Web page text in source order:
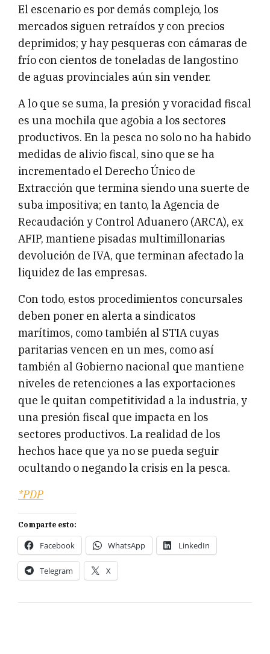
El escenario es por demás complejo, los
mercados siguen retraídos y con precios
deprimidos; y hay pesqueras con cámaras de
frío con cientos de toneladas de langostino
de aguas provinciales aún sin vender.
A lo que se suma, la presión y voracidad fiscal
es una mochila que agobia a los sectores
productivos. En la pesca no solo no ha habido
medidas de alivio fiscal, sino que se ha
incrementado el Derecho Único de
Extracción que termina siendo una suerte de
suba impositiva; en tanto, la Agencia de
Recaudación y Control Aduanero (ARCA), ex
AFIP, mantiene pisadas multimillonarias
devolución de IVA, que terminan afectado la
liquidez de las empresas.
Con todo, estos procedimientos concursales
deben poner en alerta a sindicatos
marítimos, como también al STIA cuyas
paritarias vencen en un mes, como así
también al Gobierno nacional que mantiene
niveles de retenciones a las exportaciones
que le quitan competitividad a la industria, y
una presión fiscal que impacta en los
sectores productivos. La realidad de los
hechos hace que ya no se pueda seguir
ocultando o negando la crisis en la pesca.
*PDP
Comparte esto:
Facebook WhatsApp LinkedIn
Telegram X